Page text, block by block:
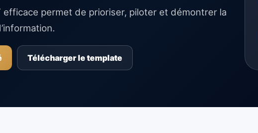
efficace permet de prioriser, piloter et démontrer la
Télécharger le template